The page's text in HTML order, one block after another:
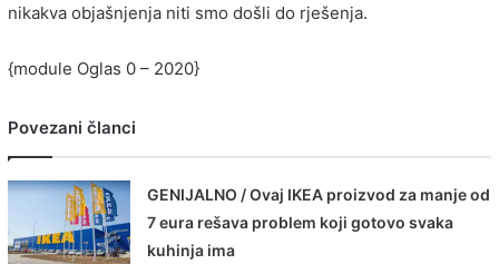
nikakva objašnjenja niti smo došli do rješenja.
{module Oglas 0 – 2020}
Povezani članci
GENIJALNO / Ovaj IKEA proizvod za manje od
7 eura rešava problem koji gotovo svaka
kuhinja ima